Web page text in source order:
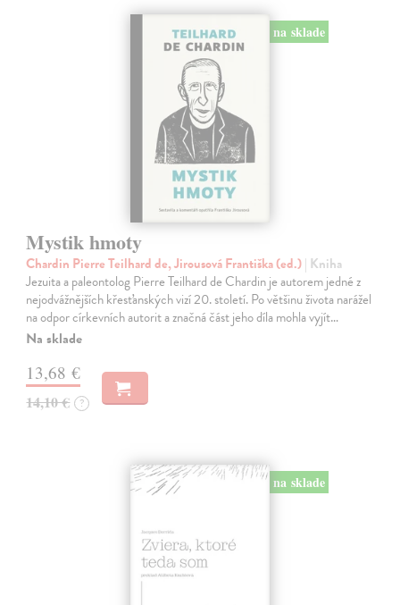
na sklade
Mystik hmoty
Chardin Pierre Teilhard de, Jirousová Františka (ed.)| Kniha
Jezuita a paleontolog Pierre Teilhard de Chardin je autorem jedné z
nejodvážnějších křesťanských vizí 20. století. Po většinu života narážel
na odpor církevních autorit a značná část jeho díla mohla vyjít…
Na sklade
13,68 €
14,10 € ?
na sklade